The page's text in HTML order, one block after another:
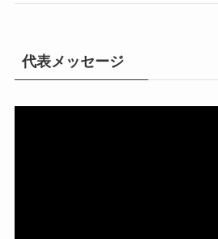
代表メッセージ